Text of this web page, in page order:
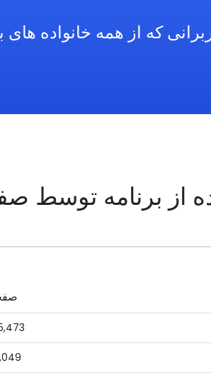
از برنامه توسط